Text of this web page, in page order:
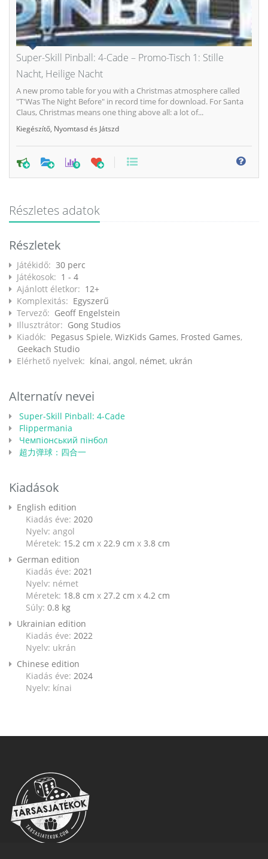
Super-Skill Pinball: 4-Cade – Promo-Tisch 1: Stille
Nacht, Heilige Nacht
A new promo table for you with a Christmas atmosphere called
"T'Was The Night Before" in record time for download. For Santa
Claus, Christmas means one thing above all: a lot of...
Kiegészítő, Nyomtasd és Játszd
0
Részletes adatok
Részletek
Játékidő: 30 perc
Játékosok: 1 - 4
Ajánlott életkor: 12+
Komplexitás: Egyszerű
Tervező: Geoff Engelstein
Illusztrátor: Gong Studios
Kiadók: Pegasus Spiele, WizKids Games, Frosted Games,
Geekach Studio
Elérhető nyelvek: kínai, angol, német, ukrán
Alternatív nevei
Super-Skill Pinball: 4-Cade
Flippermania
Чемпіонський пінбол
超力弹球：四合一
Kiadások
English edition
Kiadás éve: 2020
Nyelv: angol
Méretek: 15.2 cm x 22.9 cm x 3.8 cm
German edition
Kiadás éve: 2021
Nyelv: német
Méretek: 18.8 cm x 27.2 cm x 4.2 cm
Súly: 0.8 kg
Ukrainian edition
Kiadás éve: 2022
Nyelv: ukrán
Chinese edition
Kiadás éve: 2024
Nyelv: kínai